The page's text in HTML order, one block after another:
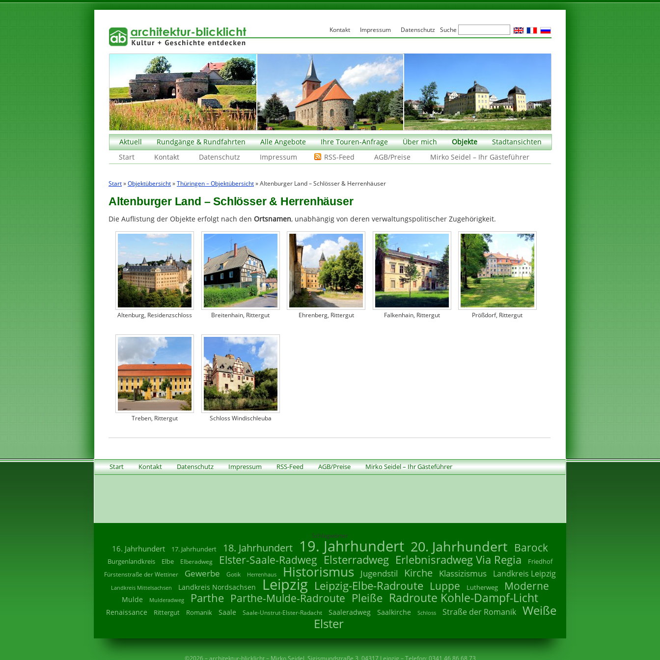
Aktuell Rundgänge & Rundfahrten Alle Angebote Ihre Touren-Anfrage Über mich Objekte
Stadtansichten
Start
Kontakt Datenschutz Impressum RSS-Feed AGB/Preise Mirko Seidel – Ihr Gästeführer
Start»Objektübersicht»Thüringen – Objektübersicht» Altenburger Land – Schlösser & Herrenhäuser
Altenburger Land – Schlösser & Herrenhäuser
Die Auflistung der Objekte erfolgt nach den Ortsnamen, unabhängig von deren verwaltungspolitischer Zugehörigkeit.
Altenburg, Residenzschloss Breitenhain, Rittergut Ehrenberg, Rittergut Falkenhain, Rittergut Prößdorf, Rittergut
Treben, Rittergut Schloss Windischleuba
Kontakt Impressum Datenschutz Suche
Start Kontakt Datenschutz Impressum RSS-Feed AGB/Preise Mirko Seidel – Ihr Gästeführer
Schlagwörter
16. Jahrhundert 17. Jahrhundert 18. Jahrhundert 19. Jahrhundert 20. Jahrhundert Barock
Burgenlandkreis Elbe Elberadweg Elster-Saale-Radweg Elsterradweg Erlebnisradweg Via Regia Friedhof
Fürstenstraße der Wettiner Gewerbe Gotik Herrenhaus Historismus Jugendstil Kirche Klassizismus Landkreis Leipzig
Landkreis Mittelsachsen Landkreis Nordsachsen Leipzig Leipzig-Elbe-Radroute Luppe Lutherweg Moderne
Mulde Mulderadweg Parthe Parthe-Mulde-Radroute Pleiße Radroute Kohle-Dampf-Licht
Renaissance Rittergut Romanik Saale Saale-Unstrut-Elster-Radacht Saaleradweg Saalkirche Schloss Straße der Romanik Weiße
Elster